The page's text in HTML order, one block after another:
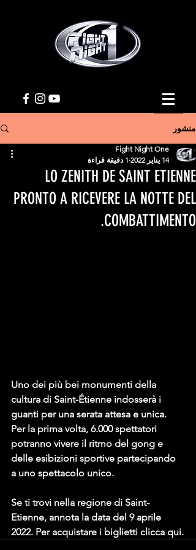
منشور
LO ZENITH DE SAINT ETIENNE
PRONTO A RICEVERE LA NOTTE DEL
COMBATTIMENTO.
Fight Night One
14 يناير 2022
1 دقيقة قراءة
Uno dei più bei monumenti della
cultura di Saint-Étienne indosserà i
guanti per una serata attesa e unica.
Per la prima volta, 6.000 spettatori
potranno vivere il ritmo del gong e
delle esibizioni sportive partecipando
a uno spettacolo unico.
Se ti trovi nella regione di Saint-
Etienne, annota la data del 9 aprile
2022. Per acquistare i biglietti clicca qui.